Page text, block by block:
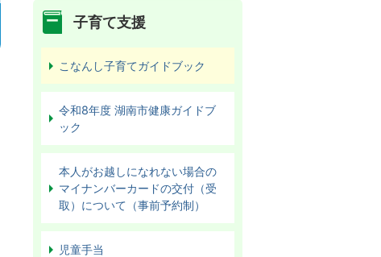
子育て支援
こなんし子育てガイドブック
令和8年度 湖南市健康ガイドブ
ック
本人がお越しになれない場合の
マイナンバーカードの交付（受
取）について（事前予約制）
児童手当